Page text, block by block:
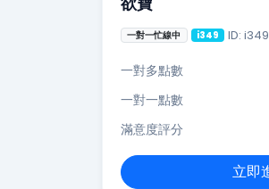
一對一忙線中 i349 ID:
一對多點數
一對一點數
滿意度評分
立即